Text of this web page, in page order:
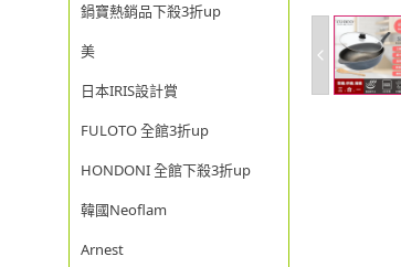
鍋寶熱銷品下殺3折up
美
日本IRIS設計賞
FULOTO 全館3折up
HONDONI 全館下殺3折up
韓國Neoflam
Arnest